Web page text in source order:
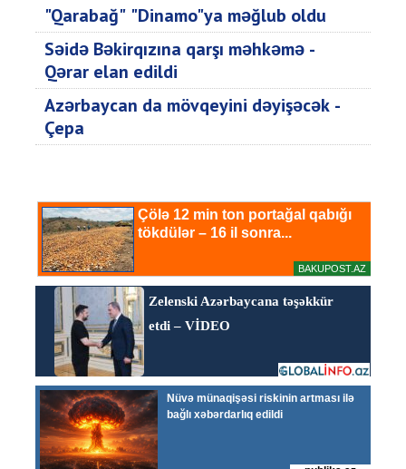
"Qarabağ" "Dinamo"ya məğlub oldu
Səidə Bəkirqızına qarşı məhkəmə -
Qərar elan edildi
Azərbaycan da mövqeyini dəyişəcək -
Çepa